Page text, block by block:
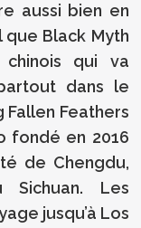
aussi bien en
que Black Myth
qui va
dans le
Fallen Feathers
fondé en 2016
de Chengdu,
Les
jusqu’à Los